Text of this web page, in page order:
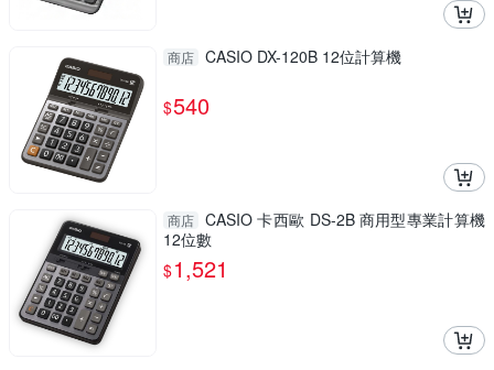
商店 CASIO DX-120B 12位計算機
$540
商店 CASIO 卡西歐 DS-2B 商用型專業計算機
12位數
$1,521